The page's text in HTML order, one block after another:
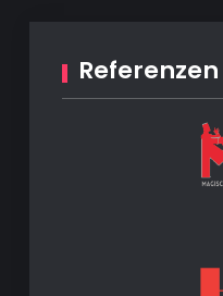
Referenzen